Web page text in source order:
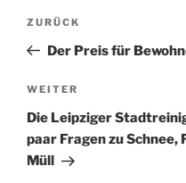
Beitragsnavigation
Vorheriger
Beitrag
ZURÜCK
Der Preis für
Nächster
Beitrag
WEITER
Die Leipziger
paar Fragen zu
Müll